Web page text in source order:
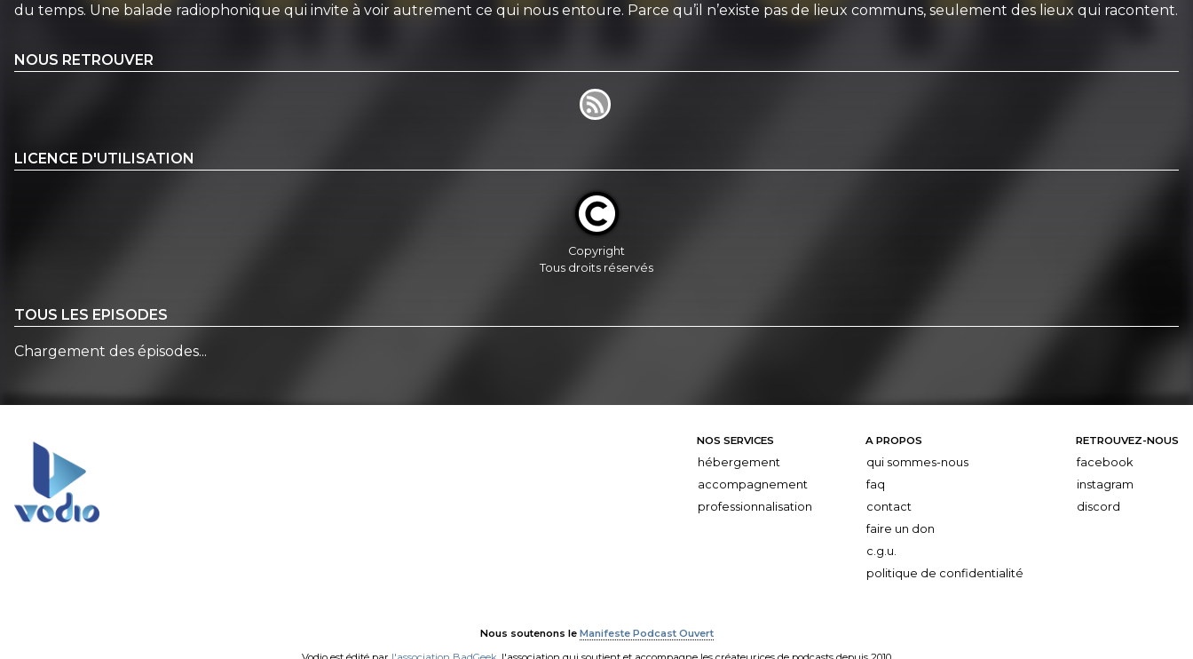
du temps. Une balade radiophonique qui invite à voir autrement ce qui nous entoure. Parce qu’il n’existe pas de lieux communs, seulement des lieux qui racontent.
NOUS RETROUVER
LICENCE D'UTILISATION
Copyright
Tous droits réservés
TOUS LES EPISODES
Chargement des épisodes...
NOS SERVICES
hébergement
accompagnement
professionnalisation
A PROPOS
qui sommes-nous
faq
contact
faire un don
c.g.u.
politique de confidentialité
RETROUVEZ-NOUS
facebook
instagram
discord
Nous soutenons le Manifeste Podcast Ouvert